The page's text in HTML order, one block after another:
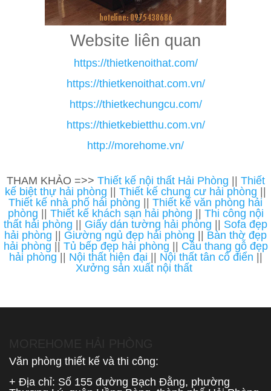
Website liên quan
https://thietkenoithat.com/
https://thietkenoithat.com.vn/
https://thietkechungcu.com/
https://thietkebietthu.com.vn/
http://morehome.vn/
THAM KHẢO =>> Thiết kế nội thất Hải Phòng
Thiết
kế biệt thự hải phòng
Thiết kế chung cư hải phòng
Thiết kế nhà phố hải phòng
Thiết kế văn phòng hải
phòng
Thiết kế khách sạn hải phòng
Thi công nội
thất hải phòng
Giấy dán tường hải phòng
Sofa đẹp
hải phòng
Giường ngủ đẹp hải phòng
Bàn thờ đẹp
hải phòng
Tủ bếp đẹp hải phòng
Cầu thang gỗ đẹp
hải phòng
Nội thất hiện đại Nội thất tân cổ điển
Xưởng sản xuất nội thất
Văn phòng thiết kế và thi công:
+ Địa chỉ: Số 155 đường Bạch Đằng, phường